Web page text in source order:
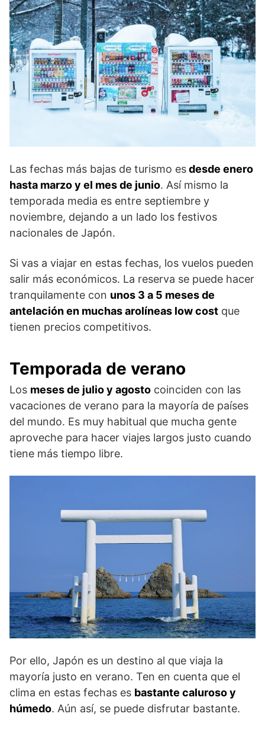
Las fechas más bajas de turismo esdesde enero
hasta marzo y el mes de junio. Así mismo la
temporada media es entre septiembre y
noviembre, dejando a un lado los festivos
nacionales de Japón.
Si vas a viajar en estas fechas, los vuelos pueden
salir más económicos. La reserva se puede hacer
tranquilamente con unos 3 a 5 meses de
antelación en muchas arolíneas low cost que
tienen precios competitivos.
Temporada de verano
Los meses de julio y agosto coinciden con las
vacaciones de verano para la mayoría de países
del mundo. Es muy habitual que mucha gente
aproveche para hacer viajes largos justo cuando
tiene más tiempo libre.
Por ello, Japón es un destino al que viaja la
mayoría justo en verano. Ten en cuenta que el
clima en estas fechas es bastante caluroso y
húmedo. Aún así, se puede disfrutar bastante.